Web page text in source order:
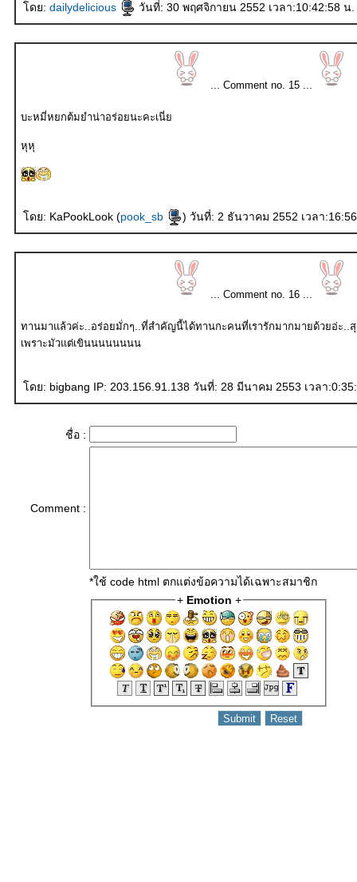
ดย: dailydelicious วันที่: 30 พฤศจิกายน 2552 เวลา:10:42:58 น.
... Comment no. 15 ...
บะหมี่หยกต้มยำน่าอร่อยนะคะเนี่
หุหุ
ดย: KaPookLook (pook_sb ) วันที่: 2 ธันวาคม 2552 เวลา
... Comment no. 16 ...
ทานมาแล้วค่ะ..อร่อยมั่กๆ..ที่สำคัญนี้ได้ทานกะคนที่เรารักมากมายด้วยอ่ะ..สุ
เพราะมัวแต่เขินนนนนนนน
ดย: bigbang IP: 203.156.91.138 วันที่: 28 มีนาคม 2553 เวลา
ชื่อ :
Comment :
*ใช้ code html ตกแต่งข้อความได้เฉพาะสมาชิก
+ Emotion +